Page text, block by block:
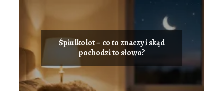
Śpiulkolot – co to znaczy i skąd
pochodzi to słowo?